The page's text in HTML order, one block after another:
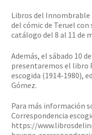
Solicitar Pedido
Contacto
Libros del
del cómic de Teruel con
catálogo del 8 al 11 de
Además, el sábado 10
presentaremos el libro
escogida (1914-1980),
Gómez.
Para más información
Correspondencia
https://